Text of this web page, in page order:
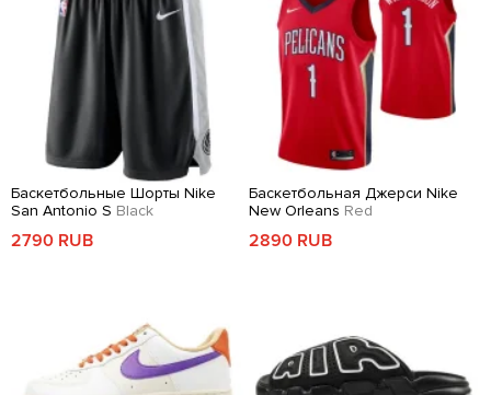
Баскетбольные Шорты Nike
San Antonio S Black
2790 RUB
Баскетбольная Джерси Nike
New Orleans Red
2890 RUB